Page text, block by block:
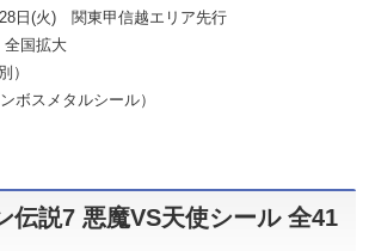
日(火) 関東甲信越エリア先行
国拡大
）
ボスメタルシール）
伝説7 悪魔VS天使シール 全41